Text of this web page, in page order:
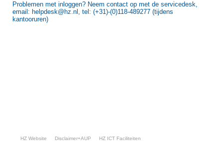
Problemen met inloggen? Neem contact op met de servicedesk,
email: helpdesk@hz.nl, tel: (+31)-(0)118-489277 (tijdens
kantooruren)
HZ Website Disclaimer+AUP HZ ICT Faciliteiten